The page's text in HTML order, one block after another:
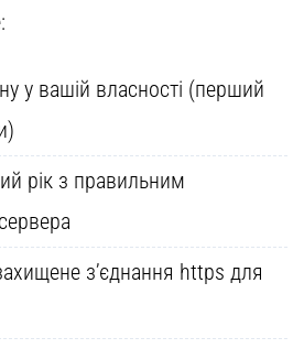
у вашій власності (перший
рік з правильним
з’єднання https для